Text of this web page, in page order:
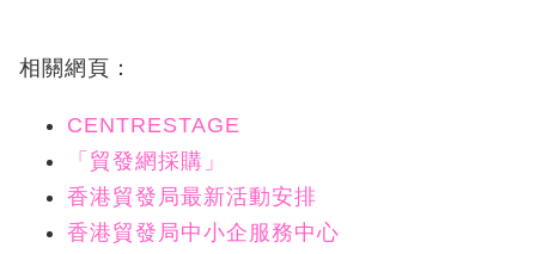
相關網頁：
CENTRESTAGE
「貿發網採購」
香港貿發局最新活動安排
香港貿發局中小企服務中心